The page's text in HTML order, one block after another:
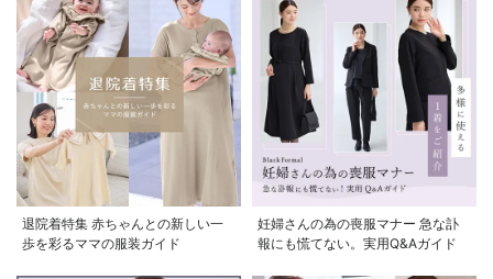
退院着特集 赤ちゃんとの新しい一
歩を彩るママの服装ガイド
妊婦さんの為の喪服マナー 急な訃
報にも慌てない。実用Q&Aガイド